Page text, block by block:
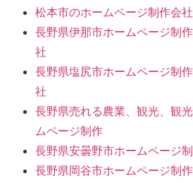
松本市のホームページ制作会
長野県伊那市ホームページ制
社
長野県塩尻市ホームページ制
社
長野県売れる農業、観光、観
ムページ制作
長野県安曇野市ホームページ
長野県岡谷市ホームページ制